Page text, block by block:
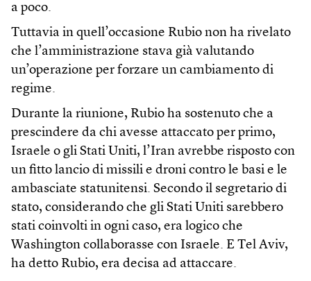
a poco.
Tuttavia in quell’occasione Rubio non ha rivelato
che l’amministrazione stava già valutando
un’operazione per forzare un cambiamento di
regime.
Durante la riunione, Rubio ha sostenuto che a
prescindere da chi avesse attaccato per primo,
Israele o gli Stati Uniti, l’Iran avrebbe risposto con
un fitto lancio di missili e droni contro le basi e le
ambasciate statunitensi. Secondo il segretario di
stato, considerando che gli Stati Uniti sarebbero
stati coinvolti in ogni caso, era logico che
Washington collaborasse con Israele. E Tel Aviv,
ha detto Rubio, era decisa ad attaccare.